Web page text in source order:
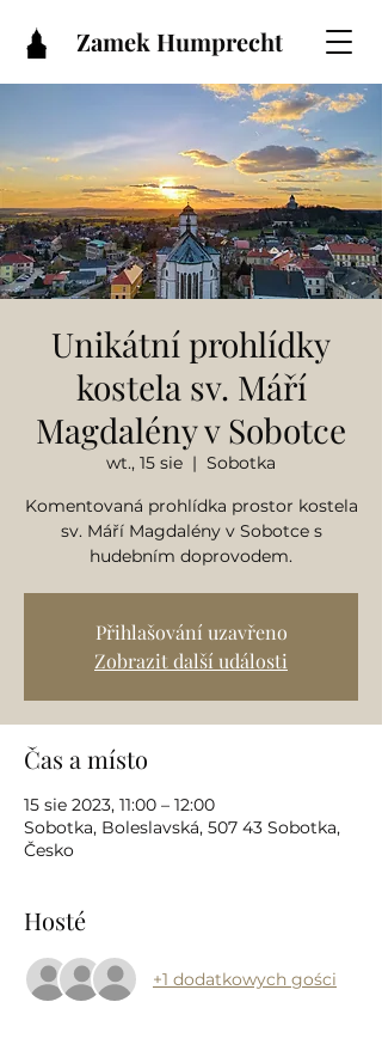
Zamek Humprecht
Unikátní prohlídky
kostela sv. Máří
Magdalény v Sobotce
wt., 15 sie
  |
Sobotka
Komentovaná prohlídka prostor kostela
sv. Máří Magdalény v Sobotce s
hudebním doprovodem.
Přihlašování uzavřeno
Zobrazit další události
Čas a místo
15 sie 2023, 11:00 – 12:00
Sobotka, Boleslavská, 507 43 Sobotka,
Česko
Hosté
+1 dodatkowych gości